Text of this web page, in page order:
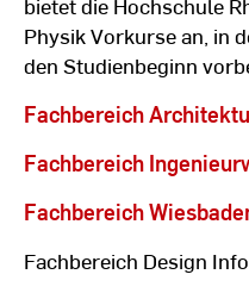
Physik Vorkurse an, in
den Studienbeginn
Fachbereich
Fachbereich
Fachbereich
Fachbereich Design